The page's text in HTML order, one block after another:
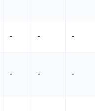
- - -
- - -